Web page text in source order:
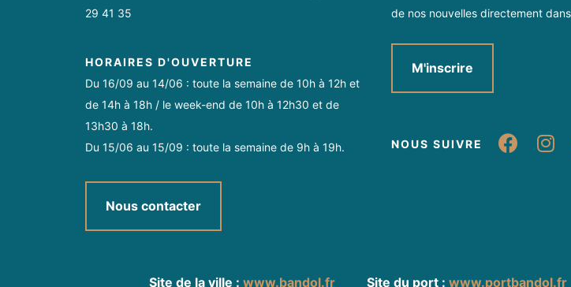
29 41 35
HORAIRES D'OUVERTURE
Du 16/09 au 14/06 : toute la semaine de 10h à 12h et
de 14h à 18h / le week-end de 10h à 12h30 et de
13h30 à 18h.
Du 15/06 au 15/09 : toute la semaine de 9h à 19h.
Nous contacter
de nos nouvelles directement
M'inscrire
NOUS SUIVRE
Site de la ville : www.bandol.fr Site du port : www.portbandol.fr